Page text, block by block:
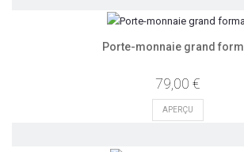
Porte-monnaie grand
79,00 €
APERÇU